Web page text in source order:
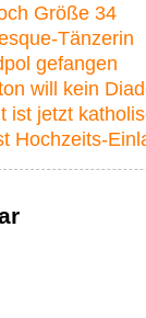
Größe 34
Tänzerin
gefangen
will kein
ist jetzt
Hochzeits-